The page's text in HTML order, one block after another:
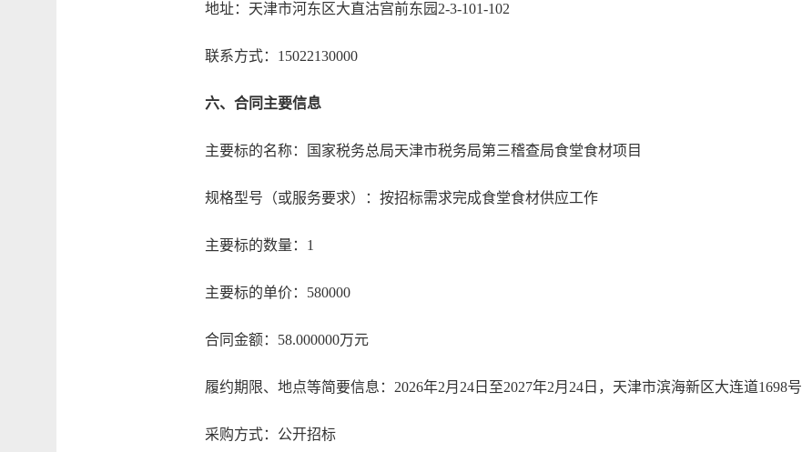
地址：天津市河东区大直沽宫前东园2-3-101-102
联系方式：15022130000
六、合同主要信息
主要标的名称：国家税务总局天津市税务局第三稽查局食堂食材项目
规格型号（或服务要求）：按招标需求完成食堂食材供应工作
主要标的数量：1
主要标的单价：580000
合同金额：58.000000万元
履约期限、地点等简要信息：2026年2月24日至2027年2月24日，天津市滨海新区大连道1698号
采购方式：公开招标